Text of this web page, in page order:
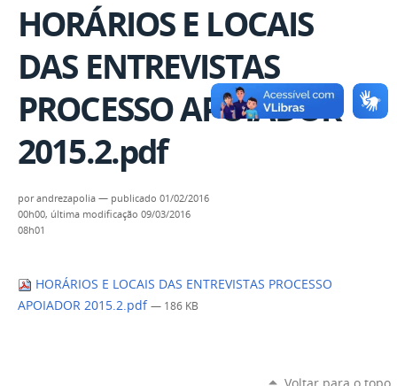
HORÁRIOS E LOCAIS
DAS ENTREVISTAS
PROCESSO APOIADOR
2015.2.pdf
porandrezapolia — publicado 01/02/2016
00h00, última modificação 09/03/2016
08h01
HORÁRIOS E LOCAIS DAS ENTREVISTAS PROCESSO
APOIADOR 2015.2.pdf — 186 KB